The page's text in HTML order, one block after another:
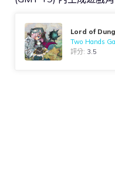
Lord of
Two Hands
評分: 3.5